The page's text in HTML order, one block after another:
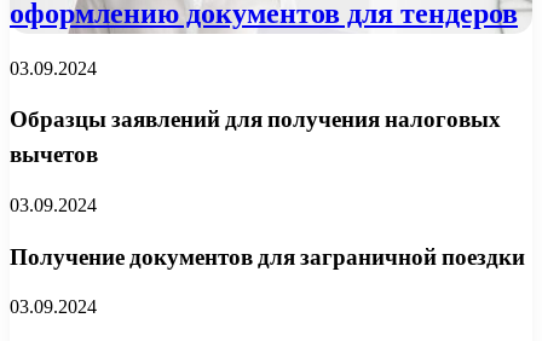
оформлению документов для тендеров
03.09.2024
Образцы заявлений для получения налоговых
вычетов
03.09.2024
Получение документов для заграничной поездки
03.09.2024